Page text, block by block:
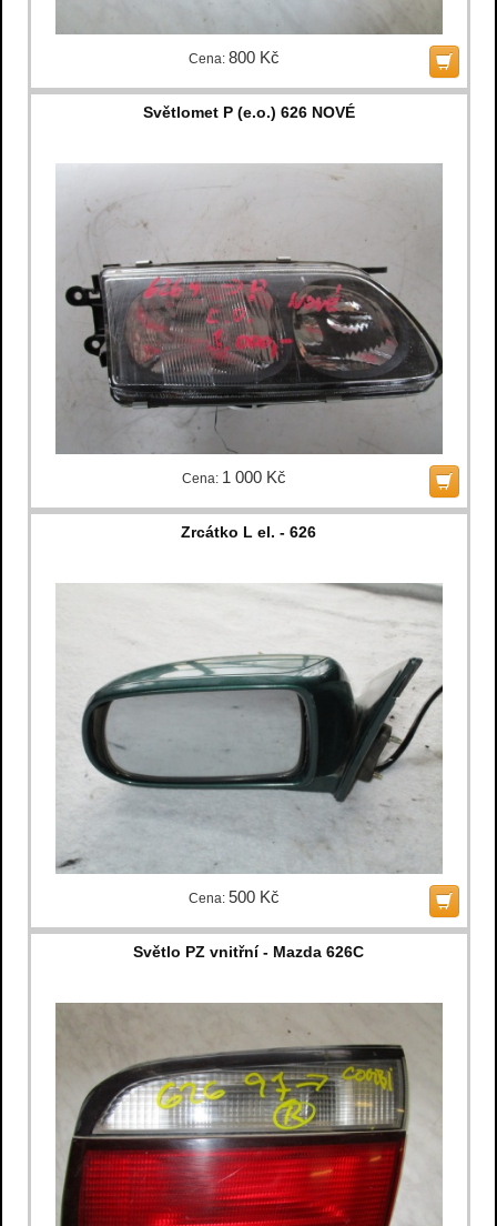
Cena: 800 Kč
Světlomet P (e.o.) 626 NOVÉ
Cena: 1 000 Kč
Zrcátko L el. - 626
Cena: 500 Kč
Světlo PZ vnitřní - Mazda 626C